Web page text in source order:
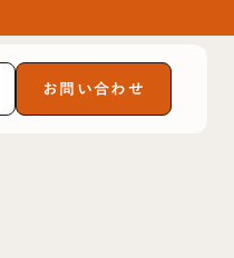
お問い合わせ